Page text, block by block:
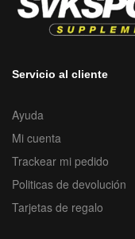
Servicio al cliente
Ayuda
Mi cuenta
Trackear mi pedido
Politicas de devolución
Tarjetas de regalo